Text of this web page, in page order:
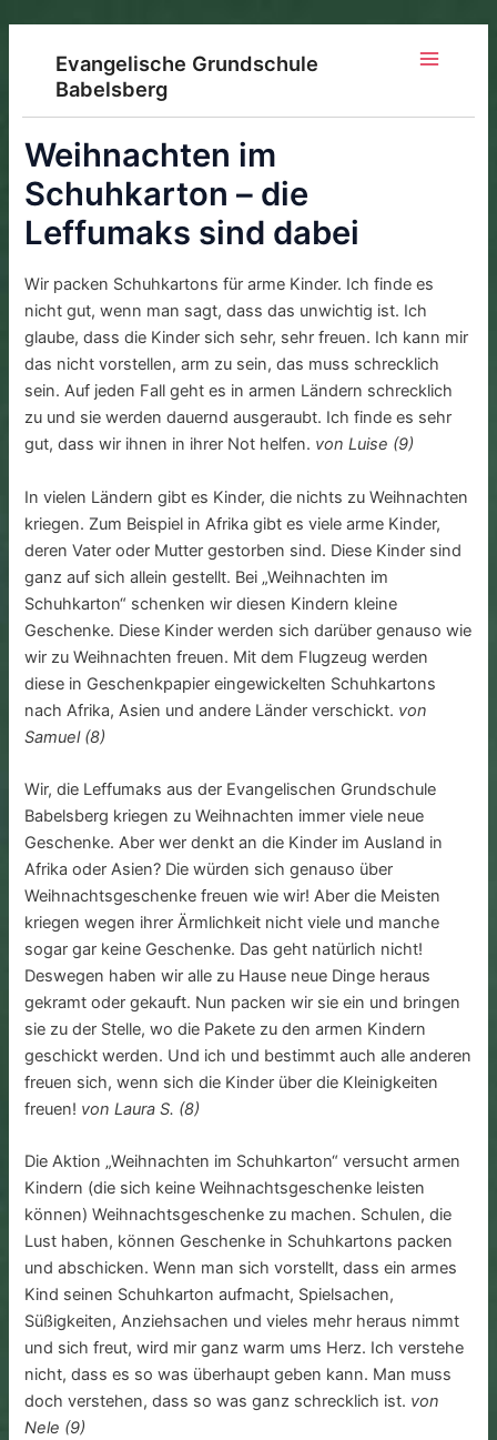
springenEvangelische Grundschule
Babelsberg
Menu
Weihnachten im
Schuhkarton – die
Leffumaks sind dabei
Wir packen Schuhkartons für arme Kinder. Ich finde es
nicht gut, wenn man sagt, dass das unwichtig ist. Ich
glaube, dass die Kinder sich sehr, sehr freuen. Ich kann mir
das nicht vorstellen, arm zu sein, das muss schrecklich
sein. Auf jeden Fall geht es in armen Ländern schrecklich
zu und sie werden dauernd ausgeraubt. Ich finde es sehr
gut, dass wir ihnen in ihrer Not helfen. von Luise (9)
In vielen Ländern gibt es Kinder, die nichts zu Weihnachten
kriegen. Zum Beispiel in Afrika gibt es viele arme Kinder,
deren Vater oder Mutter gestorben sind. Diese Kinder sind
ganz auf sich allein gestellt. Bei „Weihnachten im
Schuhkarton“ schenken wir diesen Kindern kleine
Geschenke. Diese Kinder werden sich darüber genauso wie
wir zu Weihnachten freuen. Mit dem Flugzeug werden
diese in Geschenkpapier eingewickelten Schuhkartons
nach Afrika, Asien und andere Länder verschickt. von
Samuel (8)
Wir, die Leffumaks aus der Evangelischen Grundschule
Babelsberg kriegen zu Weihnachten immer viele neue
Geschenke. Aber wer denkt an die Kinder im Ausland in
Afrika oder Asien? Die würden sich genauso über
Weihnachtsgeschenke freuen wie wir! Aber die Meisten
kriegen wegen ihrer Ärmlichkeit nicht viele und manche
sogar gar keine Geschenke. Das geht natürlich nicht!
Deswegen haben wir alle zu Hause neue Dinge heraus
gekramt oder gekauft. Nun packen wir sie ein und bringen
sie zu der Stelle, wo die Pakete zu den armen Kindern
geschickt werden. Und ich und bestimmt auch alle anderen
freuen sich, wenn sich die Kinder über die Kleinigkeiten
freuen! von Laura S. (8)
Die Aktion „Weihnachten im Schuhkarton“ versucht armen
Kindern (die sich keine Weihnachtsgeschenke leisten
können) Weihnachtsgeschenke zu machen. Schulen, die
Lust haben, können Geschenke in Schuhkartons packen
und abschicken. Wenn man sich vorstellt, dass ein armes
Kind seinen Schuhkarton aufmacht, Spielsachen,
Süßigkeiten, Anziehsachen und vieles mehr heraus nimmt
und sich freut, wird mir ganz warm ums Herz. Ich verstehe
nicht, dass es so was überhaupt geben kann. Man muss
doch verstehen, dass so was ganz schrecklich ist. von
Nele (9)